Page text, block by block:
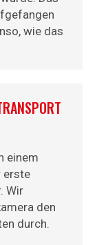
wie das
einem
erste
Wir
den
durch.